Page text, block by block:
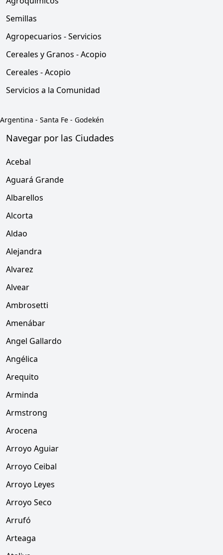
Semillas
Agropecuarios - Servicios
Cereales y Granos - Acopio
Cereales - Acopio
Servicios a la Comunidad
Argentina - Santa Fe - Godekén
Navegar por las Ciudades
Acebal
Aguará Grande
Albarellos
Alcorta
Aldao
Alejandra
Alvarez
Alvear
Ambrosetti
Amenábar
Angel Gallardo
Angélica
Arequito
Arminda
Armstrong
Arocena
Arroyo Aguiar
Arroyo Ceibal
Arroyo Leyes
Arroyo Seco
Arrufó
Arteaga